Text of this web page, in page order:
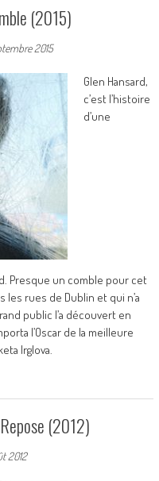
(2015)
2015
Glen Hansard,
c’est l’histoire
d’une
Presque un comble pour cet
les rues de Dublin et qui n’a
public l’a découvert en
l’Oscar de la meilleure
Irglova.
(2012)
2012